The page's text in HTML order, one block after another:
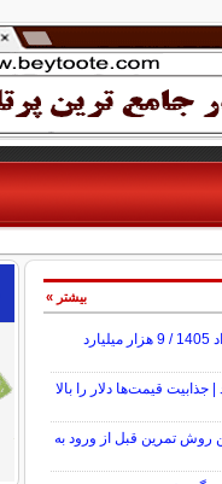
پایان بورس امروز شنبه 17 مرداد 1405 / 9 هزار میلیارد
| جذابیت قیمت‌ها دلار را بالا
تمرین قبل از ورود به
بیشتر »